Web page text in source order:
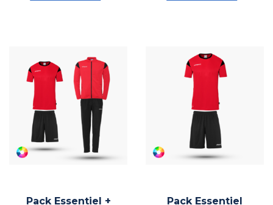
Pack Essentiel + Pack Essentiel